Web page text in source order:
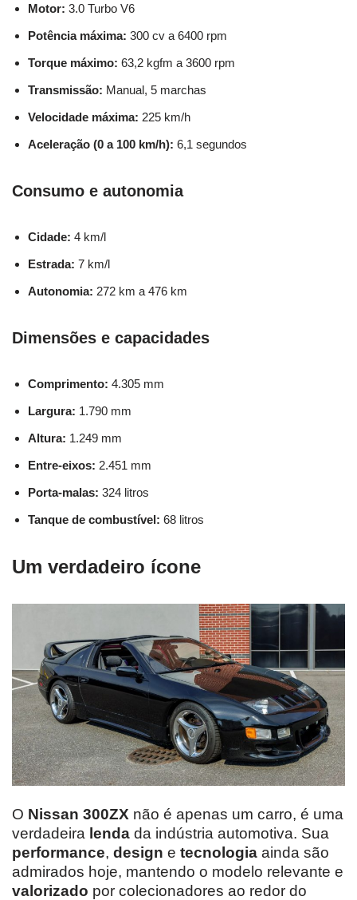
Motor: 3.0 Turbo V6
Potência máxima: 300 cv a 6400 rpm
Torque máximo: 63,2 kgfm a 3600 rpm
Transmissão: Manual, 5 marchas
Velocidade máxima: 225 km/h
Aceleração (0 a 100 km/h): 6,1 segundos
Consumo e autonomia
Cidade: 4 km/l
Estrada: 7 km/l
Autonomia: 272 km a 476 km
Dimensões e capacidades
Comprimento: 4.305 mm
Largura: 1.790 mm
Altura: 1.249 mm
Entre-eixos: 2.451 mm
Porta-malas: 324 litros
Tanque de combustível: 68 litros
Um verdadeiro ícone
O Nissan 300ZX não é apenas um carro, é uma
verdadeira lenda da indústria automotiva. Sua
performance, design e tecnologia ainda são
admirados hoje, mantendo o modelo relevante e
valorizado por colecionadores ao redor do